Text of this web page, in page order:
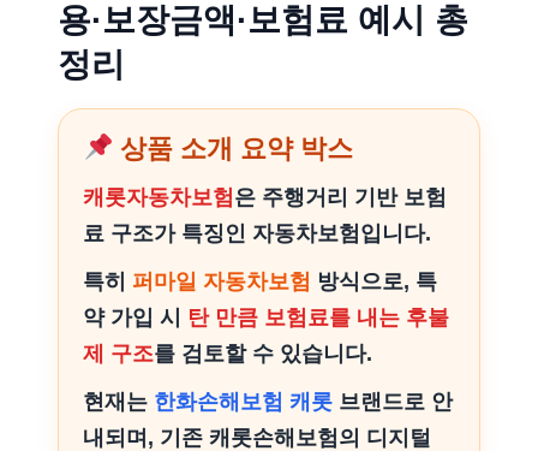
용·보장금액·보험료 예시 총
정리
상품 소개 요약 박스
캐롯자동차보험은 주행거리 기반 보험
료 구조가 특징인 자동차보험입니다.
특히 퍼마일 자동차보험 방식으로, 특
약 가입 시 탄 만큼 보험료를 내는 후불
제 구조를 검토할 수 있습니다.
현재는 한화손해보험 캐롯 브랜드로 안
내되며, 기존 캐롯손해보험의 디지털